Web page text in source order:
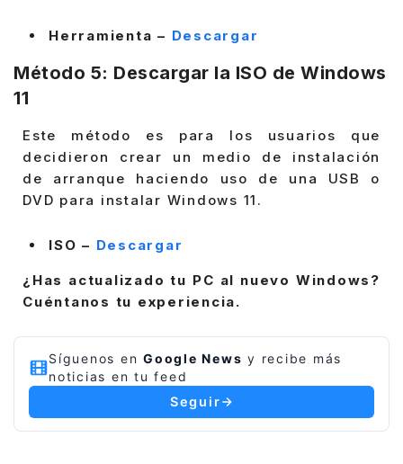
Herramienta – Descargar
Método 5: Descargar la ISO de Windows
11
Este método es para los usuarios que
decidieron crear un medio de instalación
de arranque haciendo uso de una USB o
DVD para instalar Windows 11.
ISO – Descargar
¿Has actualizado tu PC al nuevo Windows?
Cuéntanos tu experiencia.
Síguenos en Google News y recibe más
noticias en tu feed
Seguir